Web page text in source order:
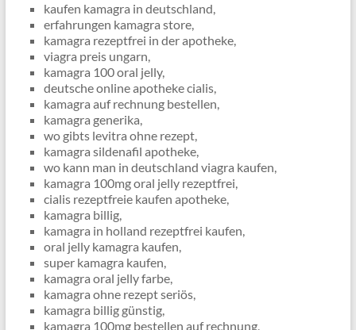
kaufen kamagra in deutschland,
erfahrungen kamagra store,
kamagra rezeptfrei in der apotheke,
viagra preis ungarn,
kamagra 100 oral jelly,
deutsche online apotheke cialis,
kamagra auf rechnung bestellen,
kamagra generika,
wo gibts levitra ohne rezept,
kamagra sildenafil apotheke,
wo kann man in deutschland viagra kaufen,
kamagra 100mg oral jelly rezeptfrei,
cialis rezeptfreie kaufen apotheke,
kamagra billig,
kamagra in holland rezeptfrei kaufen,
oral jelly kamagra kaufen,
super kamagra kaufen,
kamagra oral jelly farbe,
kamagra ohne rezept seriös,
kamagra billig günstig,
kamagra 100mg bestellen auf rechnung,